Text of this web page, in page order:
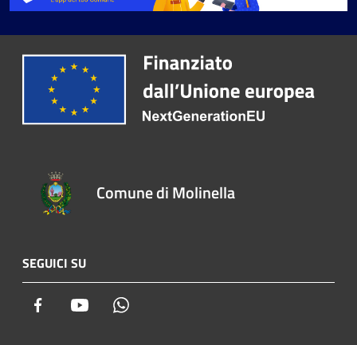
Comune di Molinella
SEGUICI SU
Facebook Youtube